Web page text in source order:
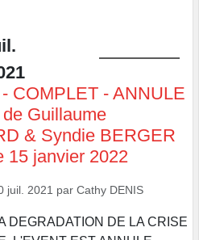
COMPLET - ANNULE
Guillaume
& Syndie BERGER
15 janvier 2022
juil. 2021 par Cathy DENIS
DEGRADATION DE LA CRISE